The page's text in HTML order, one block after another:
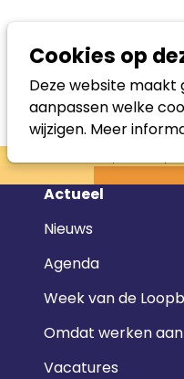
Cookies op
Deze website maakt
aanpassen welke
wijzigen. Meer
Footer
Actueel
Nieuws
Agenda
Week van de
Omdat werken
Vacatures